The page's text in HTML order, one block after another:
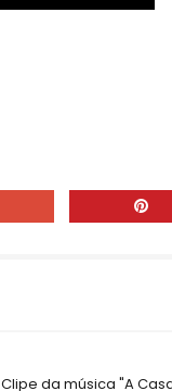
Clipe da música "A